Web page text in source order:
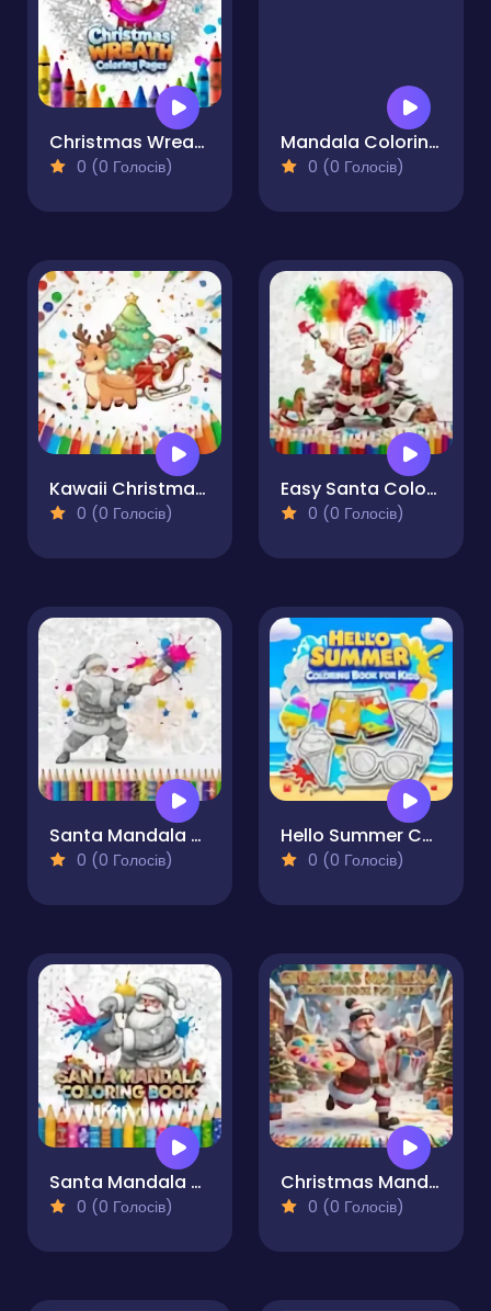
Christmas Wreath Coloring Pages
0 (0 Голосів)
Mandala Coloring Book for Adults
0 (0 Голосів)
Kawaii Christmas Coloring Pages
0 (0 Голосів)
Easy Santa Coloring Pages
0 (0 Голосів)
Santa Mandala Coloring Pages
0 (0 Голосів)
Hello Summer Coloring Book for Kids
0 (0 Голосів)
Santa Mandala Coloring Book
0 (0 Голосів)
Christmas Mandala Coloring Book for Adults
0 (0 Голосів)